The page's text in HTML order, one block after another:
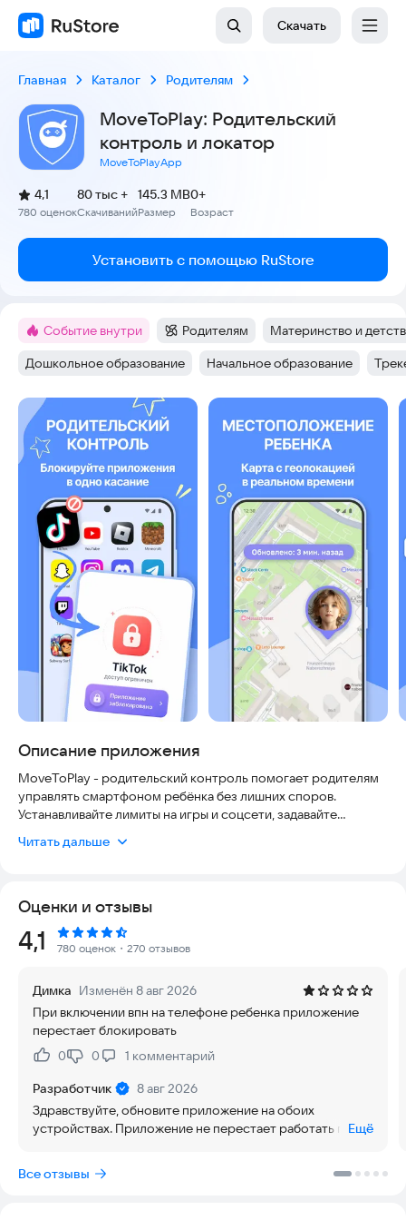
Скачать
Главная Каталог Родителям
MoveToPlay: Родительский
контроль и локатор
MoveToPlayApp
Рейтинг:
4,1
(
780 оценок
)
Скачиваний
80 тыс +
Размер
145.3 MB
Возраст
0+
Установить с помощью RuStore
Метка:
Событие внутри Категория:
Родителям Тег:
Материнство и
Тег:
Дошкольное образование Тег:
Начальное образование Тег:
Скриншоты
Описание приложения
MoveToPlay - родительский контроль помогает родителям
управлять смартфоном ребёнка без лишних споров.
Устанавливайте лимиты на игры и соцсети, задавайте
нежелательные приложения одним нажатием. Следите за
которым важны безопасность, дисциплина и спокойствие
без постоянного контроля вручную.
Приложение помогает родителям видеть, где ребенок
ограничивать приложения и мотивировать детей читать.
Ищете родительский контроль для Android? MoveToPlay
объединяет детский контроль, GPS трекер, семейный
локатор, блокировку приложений и задания.
MoveToPlay создан для родителей детей 6–13 лет. Это не
просто запрет телефона, а понятная мотивация: ребенок
выполняет задания и получает экранное время.
Что умеет MoveToPlay:
Читать дальше
Оценки и отзывы
Рейтинг:
4,1 780 оценок ・270 отзывов
Димка Изменён 8 авг 2026
При включении впн на телефоне ребенка приложение
перестает блокировать
Нравится:
0Не нравится:
0 1 комментарий
Разработчик
8 авг 2026
Здравствуйте, обновите приложение на обоих
устройствах. Приложение не перестает работать при
использовании от устройства ребенка на устройства
родителя, так как для этого нужно стапильное интернет
Ещё
Все отзывы